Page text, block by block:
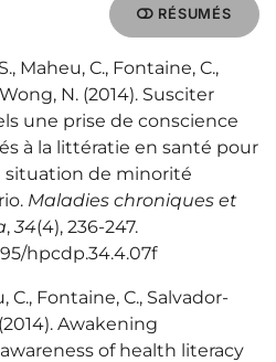
RÉSUMÉS
Maheu, C., Fontaine, C.,
N. (2014). Susciter
une prise de conscience
à la littératie en santé pour
situation de minorité
Maladies chroniques et
,34(4), 236‑247.
hpcdp.34.4.07f
C., Fontaine, C., Salvador-
Awakening
of health literacy